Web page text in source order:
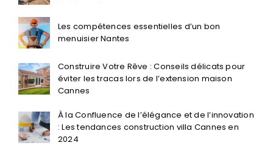
Construire Votre Rêve : Conseils délicats pour
Cannes
À la Confluence de l’élégance et de l’innovation
2024